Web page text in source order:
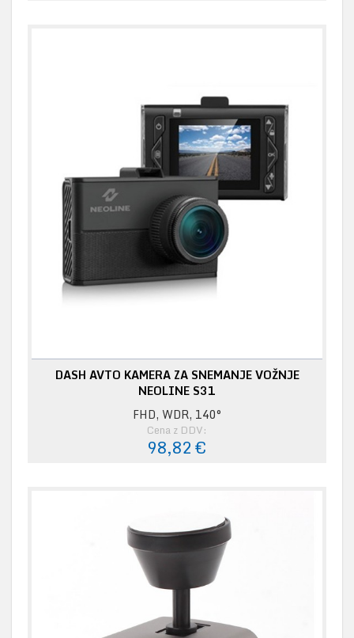
DASH AVTO KAMERA ZA SNEMANJE VOŽNJE
NEOLINE S31
FHD, WDR, 140°
Cena z DDV:
98,82 €